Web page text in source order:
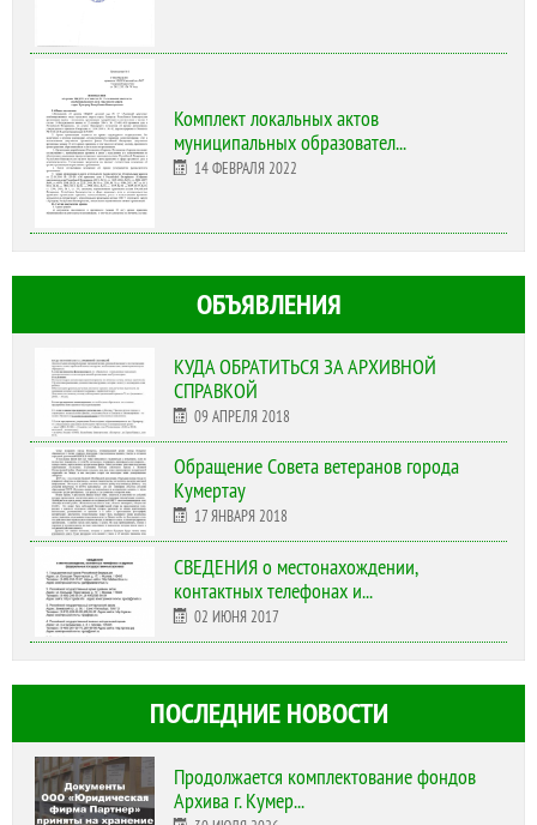
Комплект локальных актов
муниципальных образовател...
14 ФЕВРАЛЯ 2022
ОБЪЯВЛЕНИЯ
КУДА ОБРАТИТЬСЯ ЗА АРХИВНОЙ
СПРАВКОЙ
09 АПРЕЛЯ 2018
Обращение Совета ветеранов города
Кумертау
17 ЯНВАРЯ 2018
СВЕДЕНИЯ о местонахождении,
контактных телефонах и...
02 ИЮНЯ 2017
ПОСЛЕДНИЕ НОВОСТИ
Продолжается комплектование фондов
Архива г. Кумер...